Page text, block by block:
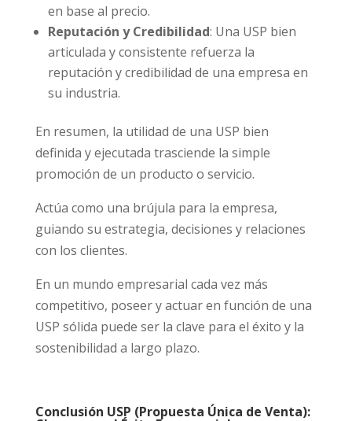
en base al precio.
Reputación y Credibilidad: Una USP bien
articulada y consistente refuerza la
reputación y credibilidad de una empresa en
su industria.
En resumen, la utilidad de una USP bien
definida y ejecutada trasciende la simple
promoción de un producto o servicio.
Actúa como una brújula para la empresa,
guiando su estrategia, decisiones y relaciones
con los clientes.
En un mundo empresarial cada vez más
competitivo, poseer y actuar en función de una
USP sólida puede ser la clave para el éxito y la
sostenibilidad a largo plazo.
Conclusión USP (Propuesta Única de Venta):